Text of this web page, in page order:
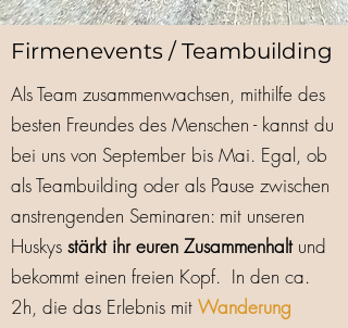
Firmenevents / Teambuilding
Als Team zusammenwachsen, mithilfe des
besten Freundes des Menschen - kannst du
bei uns von September bis Mai. Egal, ob
als Teambuilding oder als Pause zwischen
anstrengenden Seminaren: mit unseren
Huskys stärkt ihr euren Zusammenhaltund
bekommt einen freien Kopf. In den ca.
2h, die das Erlebnis mit Wanderung